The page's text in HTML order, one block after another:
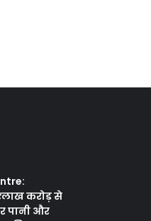
लाख करोड़ से
पानी और